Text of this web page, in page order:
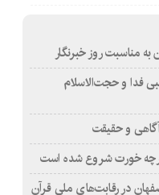
به مناسبت روز خبرنگار
فدا و حجت‌الاسلام
و حقیقت
خورت شروع شده است
در رقابت‌های ملی قرآن